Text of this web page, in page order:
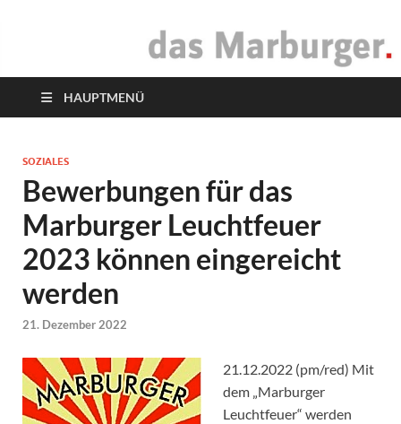
das Marburger.
HAUPTMENÜ
SOZIALES
Bewerbungen für das
Marburger Leuchtfeuer
2023 können eingereicht
werden
21. Dezember 2022
21.12.2022 (pm/red) Mit
dem „Marburger
Leuchtfeuer“ werden